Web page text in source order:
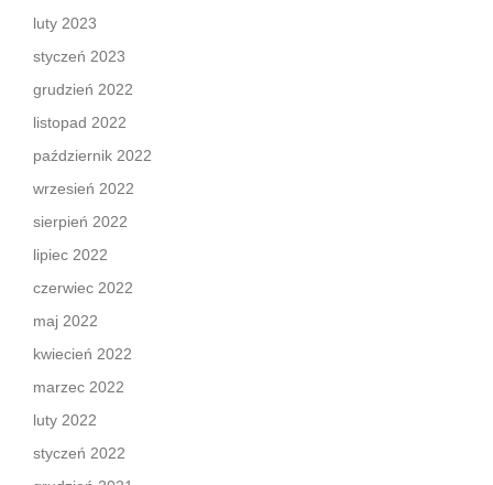
luty 2023
styczeń 2023
grudzień 2022
listopad 2022
październik 2022
wrzesień 2022
sierpień 2022
lipiec 2022
czerwiec 2022
maj 2022
kwiecień 2022
marzec 2022
luty 2022
styczeń 2022